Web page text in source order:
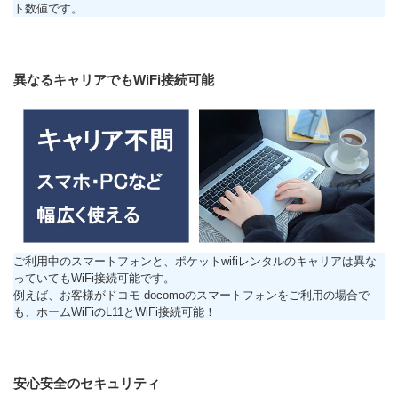
ト数値です。
異なるキャリアでもWiFi接続可能
ご利用中のスマートフォンと、ポケットwifiレンタルのキャリアは異な
っていてもWiFi接続可能です。
例えば、お客様がドコモ docomoのスマートフォンをご利用の場合で
も、ホームWiFiのL11とWiFi接続可能！
安心安全のセキュリティ